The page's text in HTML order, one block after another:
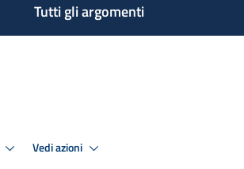
Tutti gli argomenti
Vedi azioni